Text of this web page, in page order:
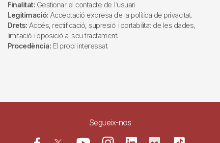
Finalitat: Gestionar el contacte de l'usuari
Legitimació: Acceptació expresa de la política de privacitat.
Drets: Accés, rectificació, supresió i portabilitat de les dades,
limitació i oposició al seu tractament.
Procedència: El propi interessat.
Segueix-nos